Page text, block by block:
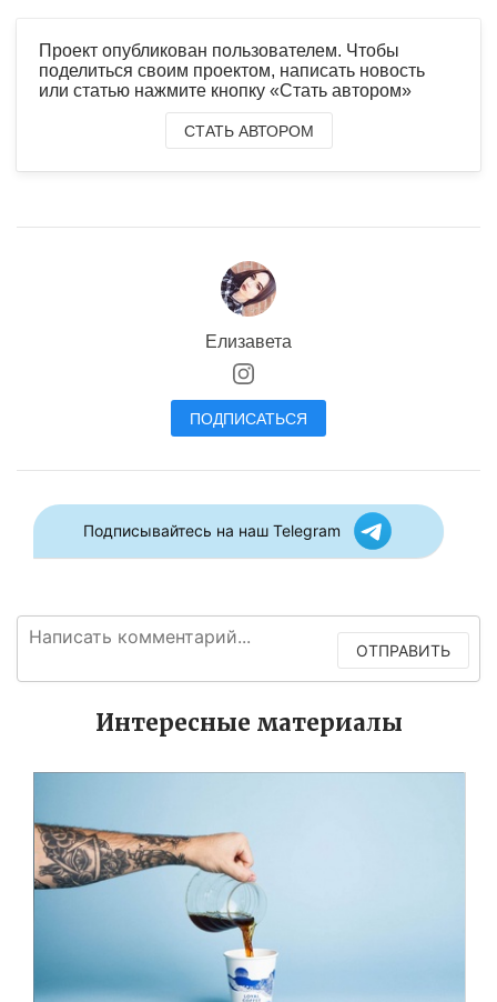
Проект опубликован пользователем. Чтобы
поделиться своим проектом, написать новость
или статью нажмите кнопку «Стать автором»
СТАТЬ АВТОРОМ
Елизавета
ПОДПИСАТЬСЯ
Подписывайтесь на наш Telegram
ОТПРАВИТЬ
Интересные материалы